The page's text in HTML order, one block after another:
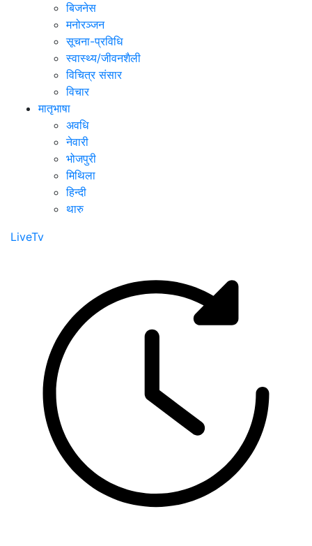
बिजनेस
मनोरञ्जन
सूचना-प्रविधि
स्वास्थ्य/जीवनशैली
विचित्र संसार
विचार
मातृभाषा
अवधि
नेवारी
भोजपुरी
मिथिला
हिन्दी
थारु
LiveTv